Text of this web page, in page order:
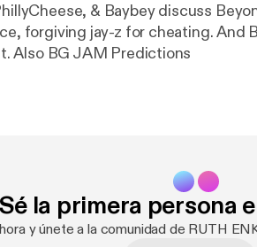
& Baybey discuss
forgiving jay-z for cheating. And
Also BG JAM Predictions
Sé la primera persona
y únete a la comunidad de RUTH